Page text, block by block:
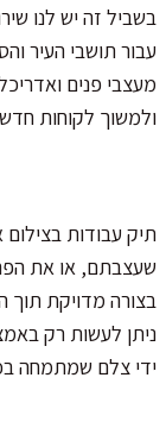
בשביל זה יש לנו
עבור תושבי העיר
מעצבי פנים
ולמשוך לקוחות
תיק עבודות
שעצבתם, או את
בצורה מדויקת
ניתן לעשות רק
ידי צלם שמתמחה